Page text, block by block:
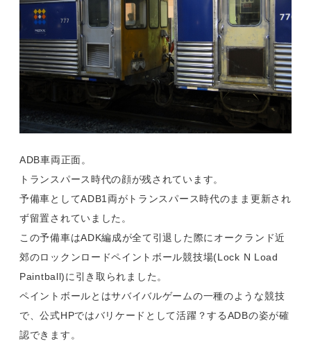
ADB車両正面。
トランスパース時代の顔が残されています。
予備車としてADB1両がトランスパース時代のまま更新され
ず留置されていました。
この予備車はADK編成が全て引退した際にオークランド近
郊のロックンロードペイントボール競技場(Lock N Load
Paintball)に引き取られました。
ペイントボールとはサバイバルゲームの一種のような競技
で、公式HPではバリケードとして活躍？するADBの姿が確
認できます。